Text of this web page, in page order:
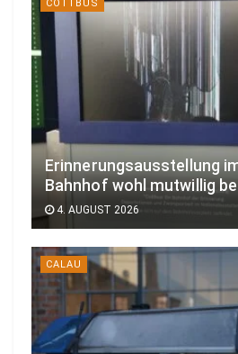
COTTBUS
Erinnerungsausstellung
Bahnhof wohl mutwillig
4. AUGUST 2026
CALAU